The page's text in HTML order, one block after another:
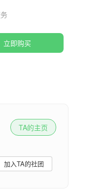
立即购买
TA的主页
加入TA的社团